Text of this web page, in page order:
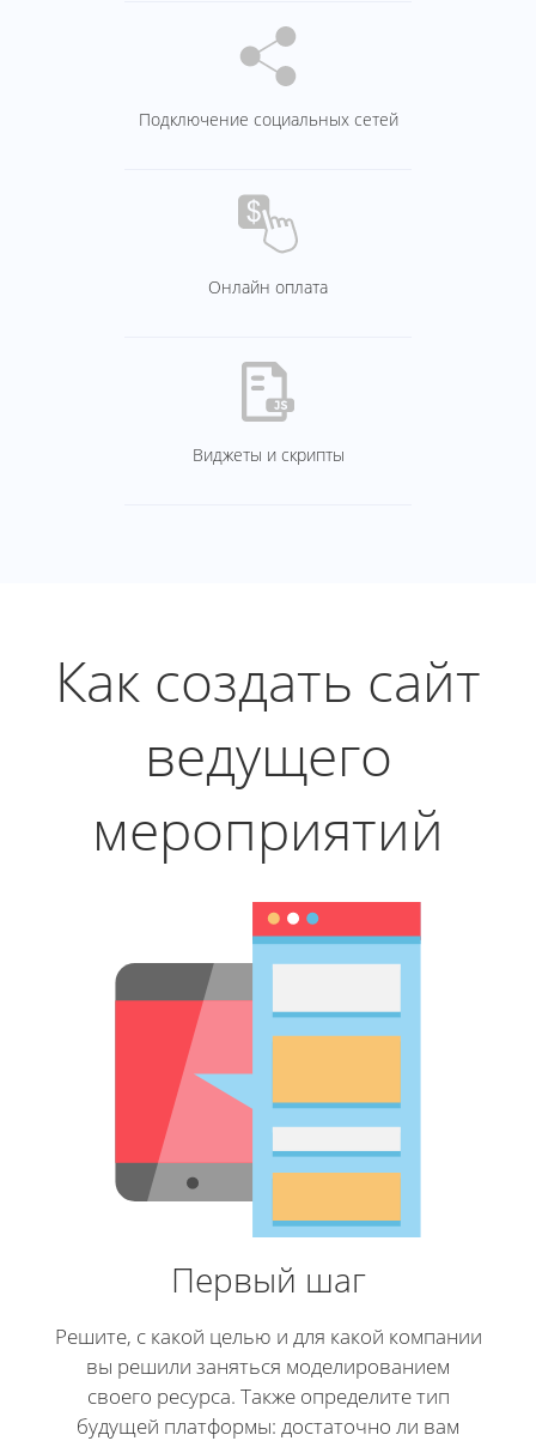
Подключение социальных сетей
Онлайн оплата
Виджеты и скрипты
Как создать сайт
ведущего
мероприятий
Первый шаг
Решите, с какой целью и для какой компании
вы решили заняться моделированием
своего ресурса. Также определите тип
будущей платформы: достаточно ли вам